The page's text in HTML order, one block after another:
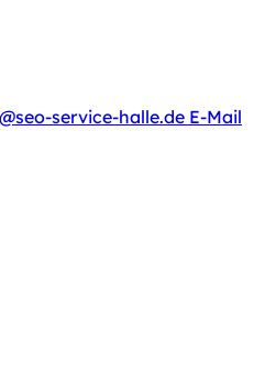
service-halle.de E-Mail